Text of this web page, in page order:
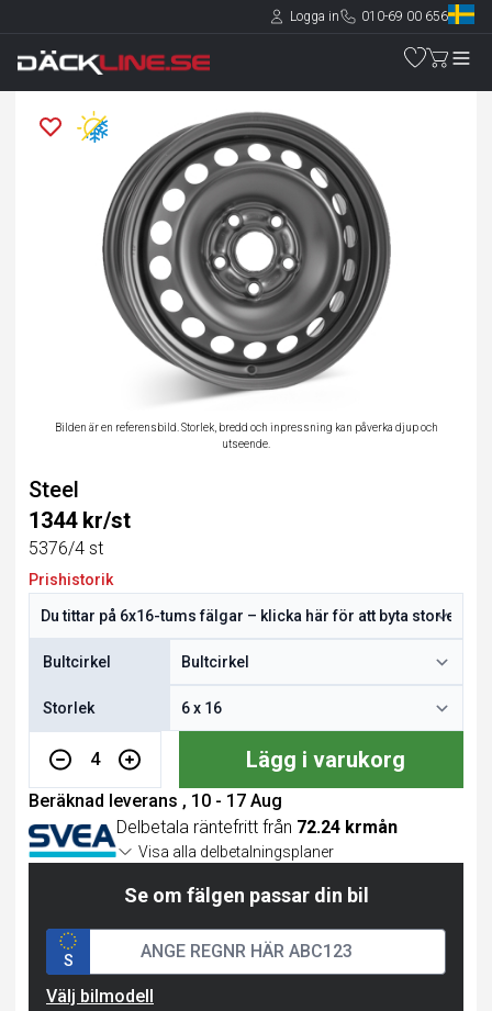
Logga in 010-69 00 656
Bilden är en referensbild. Storlek, bredd och inpressning kan påverka djup och
utseende.
Steel
1344 kr/st
5376/4 st
Prishistorik
Bultcirkel
Storlek
4 Lägg i varukorg
Beräknad leverans , 10 - 17 Aug
Delbetala räntefritt från 72.24 krmån
Visa alla delbetalningsplaner
Se om fälgen passar din bil
S
Välj bilmodell